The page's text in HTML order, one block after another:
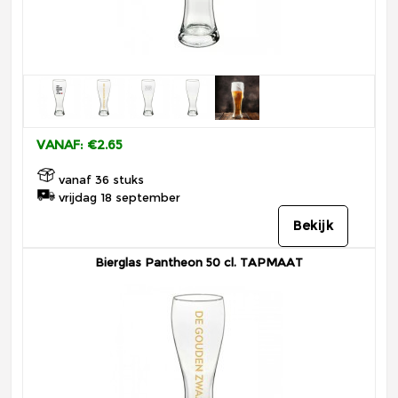
VANAF: €2.65
vanaf 36 stuks
vrijdag 18 september
Bekijk
Bierglas Pantheon 50 cl. TAPMAAT